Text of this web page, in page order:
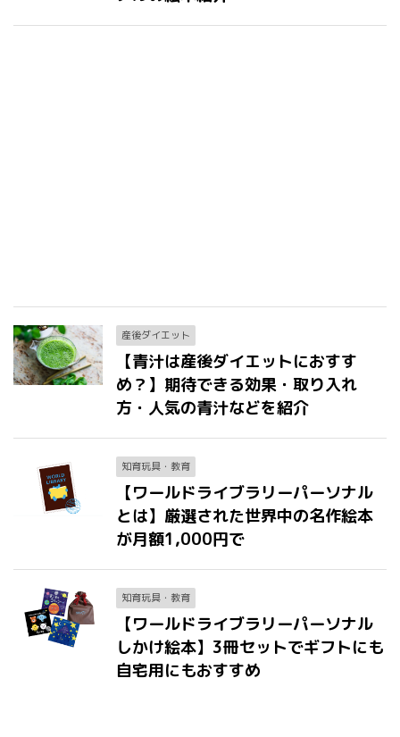
産後ダイエット
【青汁は産後ダイエットにおすす
め？】期待できる効果・取り入れ
方・人気の青汁などを紹介
知育玩具・教育
【ワールドライブラリーパーソナル
とは】厳選された世界中の名作絵本
が月額1,000円で
知育玩具・教育
【ワールドライブラリーパーソナル
しかけ絵本】3冊セットでギフトにも
自宅用にもおすすめ